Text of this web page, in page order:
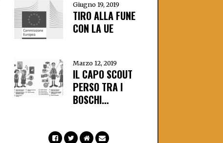
Giugno 19, 2019
TIRO ALLA FUNE
CON LA UE
Marzo 12, 2019
IL CAPO SCOUT
PERSO TRA I
BOSCHI…